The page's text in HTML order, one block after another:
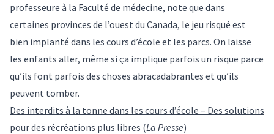
professeure à la Faculté de médecine, note que dans
certaines provinces de l’ouest du Canada, le jeu risqué est
bien implanté dans les cours d’école et les parcs. On laisse
les enfants aller, même si ça implique parfois un risque parce
qu’ils font parfois des choses abracadabrantes et qu’ils
peuvent tomber.
Des interdits à la tonne dans les cours d’école – Des solutions
pour des récréations plus libres (La Presse)